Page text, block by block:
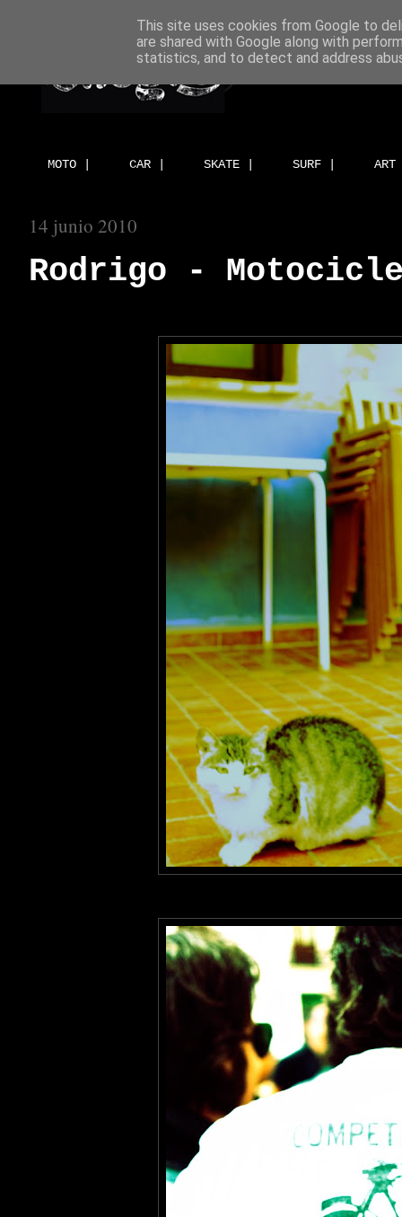
MOTO | CAR | SKATE | SURF |
14 junio 2010
Rodrigo -
This site uses cookies from Google to
are shared with Google along with
statistics, and to detect and address